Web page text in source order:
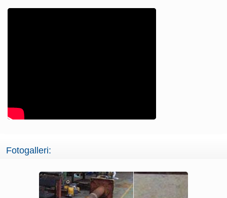
Fotogalleri: